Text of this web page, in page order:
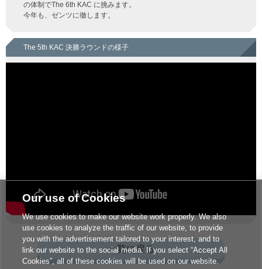
の体制でThe 6th KAC に挑みます。
今年も、ゼンツに徹します。
The 5th KAC 決勝ラウンドの様子
一覧に戻る
Our use of Cookies
We use cookies to make our website work properly. We also
use cookies to analyze the traffic of our website, to provide
you with the advertisement tailored to your interest, and to
link our website to the social media. If you select “Accept All
Cookies”, all of these cookies will be used on our website.